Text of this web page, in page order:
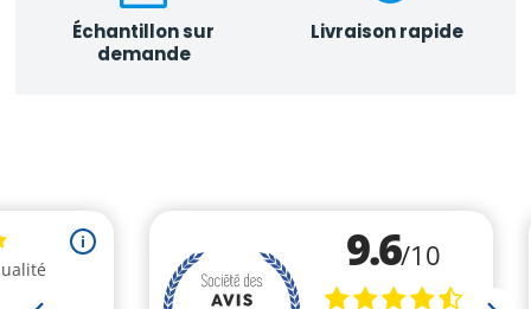
Échantillon sur
demande
Livraison rapide